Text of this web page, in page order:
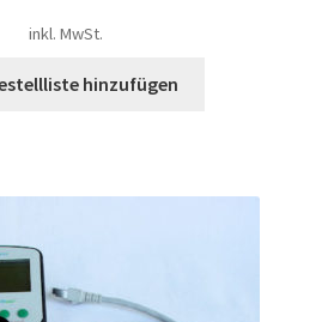
inkl. MwSt.
hinzufügen